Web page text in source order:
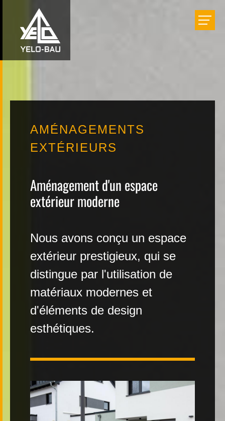
FR | DE
Contact
AMÉNAGEMENTS
EXTÉRIEURS
Aménagement d'un espace
extérieur moderne
Nous avons conçu un espace
extérieur prestigieux, qui se
distingue par l'utilisation de
matériaux modernes et
d'éléments de design
esthétiques.